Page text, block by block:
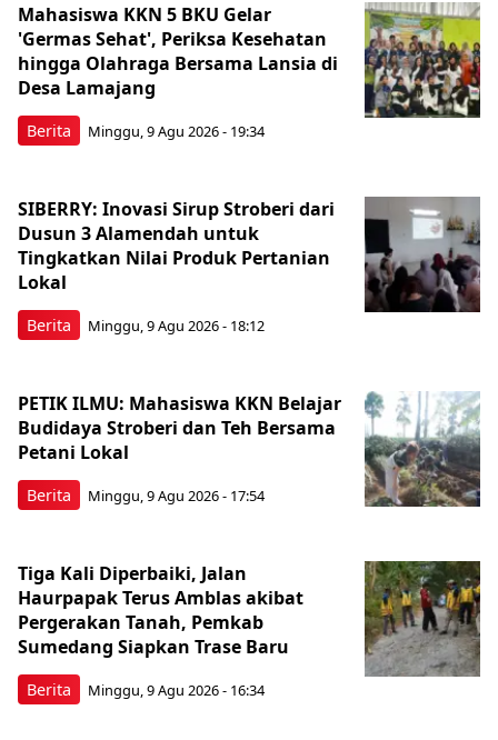
Berita
Mahasiswa KKN 5 BKU Gelar
'Germas Sehat', Periksa Kesehatan
hingga Olahraga Bersama Lansia di
Desa Lamajang
Minggu, 9 Agu 2026 - 19:34
Berita
SIBERRY: Inovasi Sirup Stroberi dari
Dusun 3 Alamendah untuk
Tingkatkan Nilai Produk Pertanian
Lokal
Minggu, 9 Agu 2026 - 18:12
Berita
PETIK ILMU: Mahasiswa KKN Belajar
Budidaya Stroberi dan Teh Bersama
Petani Lokal
Minggu, 9 Agu 2026 - 17:54
Berita
Tiga Kali Diperbaiki, Jalan
Haurpapak Terus Amblas akibat
Pergerakan Tanah, Pemkab
Sumedang Siapkan Trase Baru
Minggu, 9 Agu 2026 - 16:34